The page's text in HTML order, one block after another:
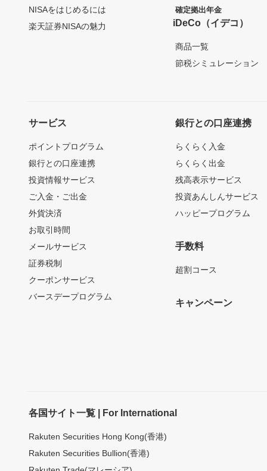
NISAをはじめるには
楽天証券NISAの魅力
確定拠出年金
iDeCo（イデコ）
商品一覧
節税シミュレーション
サービス
ポイントプログラム
銀行との口座連携
投資情報サービス
ご入金・ご出金
外貨決済
お取引時間
メールサービス
証券税制
クーポンサービス
バースデープログラム
銀行との口座連携
らくらく入金
らくらく出金
残高表示サービス
投資あんしんサービス
ハッピープログラム
手数料
超割コース
キャンペーン
各国サイト一覧 | For International
Rakuten Securities Hong Kong(香港)
Rakuten Securities Bullion(香港)